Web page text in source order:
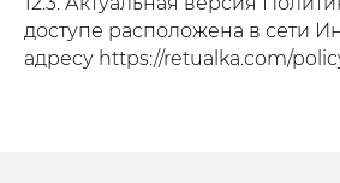
доступе расположена в сети
адресу https://retualka.com/